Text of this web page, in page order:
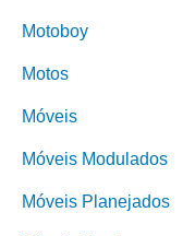
Motoboy
Motos
Móveis
Móveis Modulados
Móveis Planejados